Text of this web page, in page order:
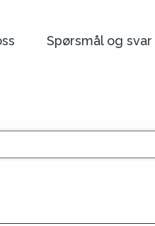
Spørsmål og svar